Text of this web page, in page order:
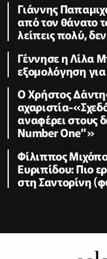
Γιάννης
από τον θάνατο
λείπεις πολύ,
Γέννησε η Λίλα
εξομολόγηση
Ο Χρήστος
αχαριστία-
αναφέρει στους
Number One”»
Φίλιππος
Ευριπίδου: Πιο
στη Σαντορίνη